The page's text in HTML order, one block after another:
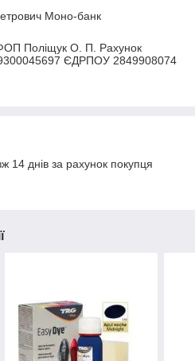
Моно-банк
Поліщук О. П. Рахунок
ЄДРПОУ 2849908074
14 днів за рахунок покупця